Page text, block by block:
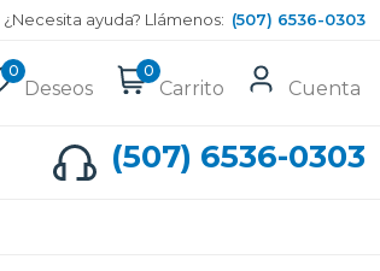
¿Necesita ayuda? Llámenos: (507) 6536-0303
0
Deseos
0
Carrito Cuenta
(507) 6536-0303